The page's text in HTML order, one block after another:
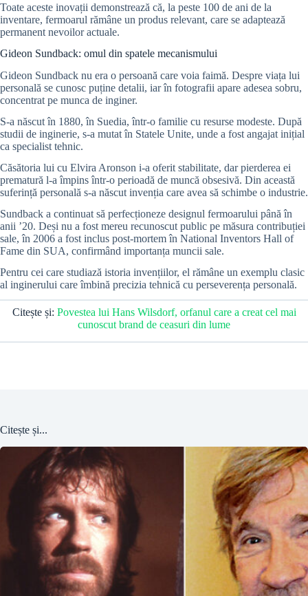
Toate aceste inovații demonstrează că, la peste 100 de ani de la
inventare, fermoarul rămâne un produs relevant, care se adaptează
permanent nevoilor actuale.
Gideon Sundback: omul din spatele mecanismului
Gideon Sundback nu era o persoană care voia faimă. Despre viața lui
personală se cunosc puține detalii, iar în fotografii apare adesea sobru,
concentrat pe munca de inginer.
S-a născut în 1880, în Suedia, într-o familie cu resurse modeste. După
studii de inginerie, s-a mutat în Statele Unite, unde a fost angajat inițial
ca specialist tehnic.
Căsătoria lui cu Elvira Aronson i-a oferit stabilitate, dar pierderea ei
prematură l-a împins într-o perioadă de muncă obsesivă. Din această
suferință personală s-a născut invenția care avea să schimbe o industrie.
Sundback a continuat să perfecționeze designul fermoarului până în
anii ’20. Deși nu a fost mereu recunoscut public pe măsura contribuției
sale, în 2006 a fost inclus post-mortem în National Inventors Hall of
Fame din SUA, confirmând importanța muncii sale.
Pentru cei care studiază istoria invențiilor, el rămâne un exemplu clasic
al inginerului care îmbină precizia tehnică cu perseverența personală.
Citește și: Povestea lui Hans Wilsdorf, orfanul care a creat cel mai
cunoscut brand de ceasuri din lume
Citește și...